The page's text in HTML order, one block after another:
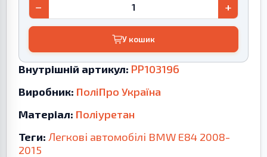
− +
У кошик
Внутрішній артикул: PP103196
Виробник: ПоліПро Україна
Матеріал: Поліуретан
Теги: Легкові автомобілі BMW E84 2008-
2015